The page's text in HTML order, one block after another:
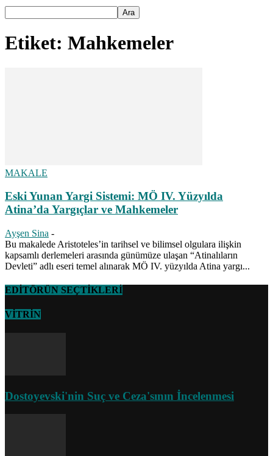
Etiket: Mahkemeler
MAKALE
Eski Yunan Yargi Sistemi: MÖ IV. Yüzyılda
Atina’da Yargıçlar ve Mahkemeler
Ayşen Sina -
Bu makalede Aristoteles’in tarihsel ve bilimsel olgulara ilişkin
kapsamlı derlemeleri arasında günümüze ulaşan “Atinalıların
Devleti” adlı eseri temel alınarak MÖ IV. yüzyılda Atina yargı...
EDİTÖRÜN SEÇTİKLERİ
VİTRİN
Dostoyevski'nin Suç ve Ceza'sının İncelenmesi